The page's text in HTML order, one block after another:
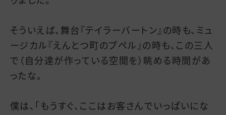
そういえば、舞台『テイラーバートン』の時も、ミュ
ージカル『えんとつ町のプペル』の時も、この三人
で（自分達が作っている空間を）眺める時間があ
ったな。
僕は、「もうすぐ、ここはお客さんでいっぱいにな